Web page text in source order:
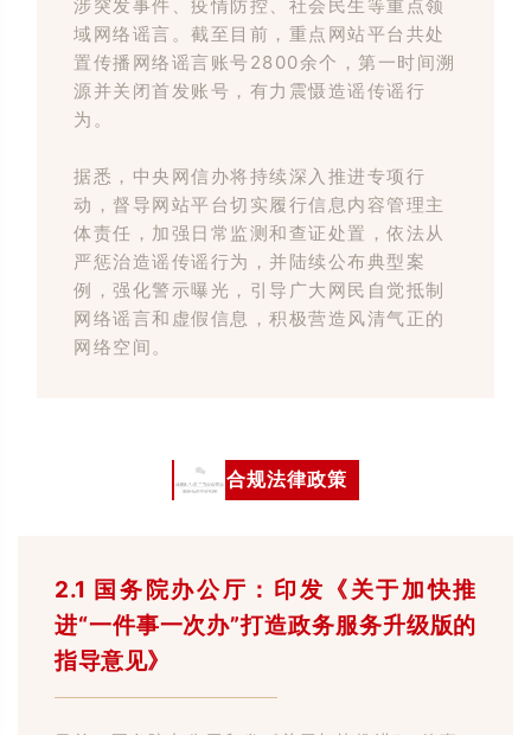
涉突发事件、疫情防控、社会民生等重点领
域网络谣言 。截至目前，重点网站平台共处
置传播网络谣言账号2800余个，第一时间溯
源并关闭首发账号，有力震慑造谣传谣行
为。
据悉，中央网信办将持续深入推进专项行
动，督导网站平台切实履行信息内容管理主
体责任，加强日常监测和查证处置，依法从
严惩治造谣传谣行为，并陆续公布典型案
例，强化警示曝光，引导广大网民自觉抵制
网络谣言和虚假信息，积极营造风清气正的
网络空间。
02 合规法律政策
2.1 国务院办公厅：印发《关于加快推
进“一件事一次办”打造政务服务升级版的
指导意见》